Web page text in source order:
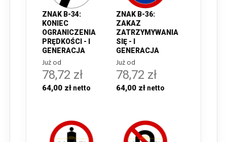
ZNAK B-34:
KONIEC
OGRANICZENIA
PRĘDKOŚCI - I
GENERACJA
Już od
78,72 zł
64,00 zł
ZNAK B-36:
ZAKAZ
ZATRZYMYWANIA
SIĘ - I
GENERACJA
Już od
78,72 zł
64,00 zł